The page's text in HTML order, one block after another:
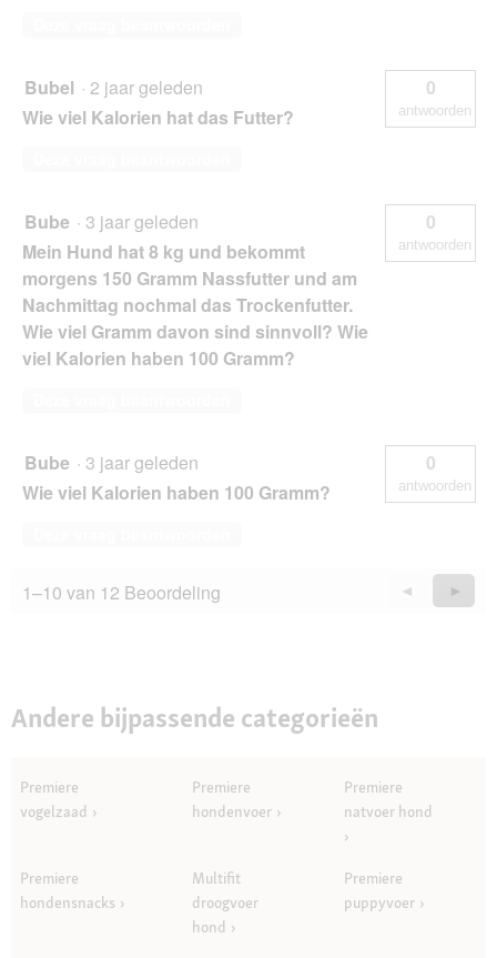
Bubel · 2 jaar geleden
Wie viel Kalorien hat das Futter?
0
antwoorden
Bube · 3 jaar geleden
Mein Hund hat 8 kg und bekommt
morgens 150 Gramm Nassfutter und am
Nachmittag nochmal das Trockenfutter.
Wie viel Gramm davon sind sinnvoll? Wie
viel Kalorien haben 100 Gramm?
0
antwoorden
Bube · 3 jaar geleden
Wie viel Kalorien haben 100 Gramm?
0
antwoorden
1–10 van 12 Beoordeling
Vorige
Questions
◄ ►
Andere bijpassende categorieën
Premiere
vogelzaad
Premiere
hondenvoer
Premiere
natvoer hond
Premiere
hondensnacks
Multifit
droogvoer
hond
Premiere
puppyvoer